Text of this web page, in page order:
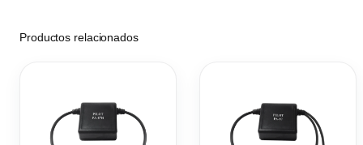
Productos relacionados